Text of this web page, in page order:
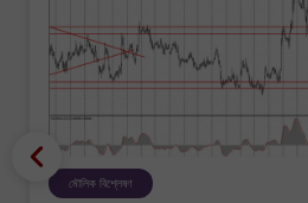
মৌলিক বিশ্লেষণ